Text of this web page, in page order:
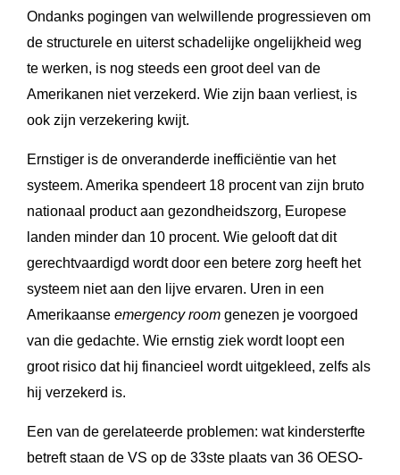
Ondanks pogingen van welwillende progressieven om
de structurele en uiterst schadelijke ongelijkheid weg
te werken, is nog steeds een groot deel van de
Amerikanen niet verzekerd. Wie zijn baan verliest, is
ook zijn verzekering kwijt.
Ernstiger is de onveranderde inefficiëntie van het
systeem. Amerika spendeert 18 procent van zijn bruto
nationaal product aan gezondheidszorg, Europese
landen minder dan 10 procent. Wie gelooft dat dit
gerechtvaardigd wordt door een betere zorg heeft het
systeem niet aan den lijve ervaren. Uren in een
Amerikaanse emergency room genezen je voorgoed
van die gedachte. Wie ernstig ziek wordt loopt een
groot risico dat hij financieel wordt uitgekleed, zelfs als
hij verzekerd is.
Een van de gerelateerde problemen: wat kindersterfte
betreft staan de VS op de 33ste plaats van 36 OESO-